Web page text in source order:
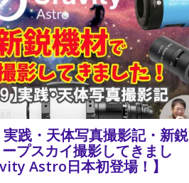
実践・天体写真撮影記・新鋭
プスカイ撮影してきまし
Astro日本初登場！】